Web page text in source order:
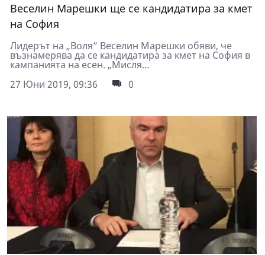
Веселин Марешки ще се кандидатира за кмет
на София
Лидерът на „Воля” Веселин Марешки обяви, че
възнамерява да се кандидатира за кмет на София в
кампанията на есен. „Мисля...
27 Юни 2019, 09:36
0